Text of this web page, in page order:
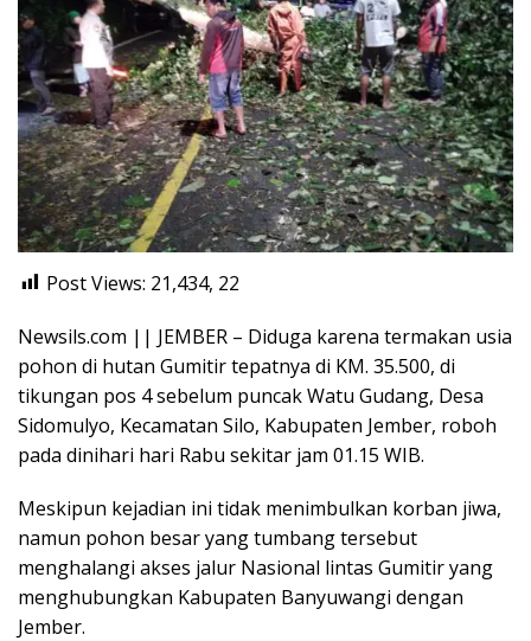
Post Views: 21,434, 22
Newsils.com || JEMBER – Diduga karena termakan usia
pohon di hutan Gumitir tepatnya di KM. 35.500, di
tikungan pos 4 sebelum puncak Watu Gudang, Desa
Sidomulyo, Kecamatan Silo, Kabupaten Jember, roboh
pada dinihari hari Rabu sekitar jam 01.15 WIB.
Meskipun kejadian ini tidak menimbulkan korban jiwa,
namun pohon besar yang tumbang tersebut
menghalangi akses jalur Nasional lintas Gumitir yang
menghubungkan Kabupaten Banyuwangi dengan
Jember.